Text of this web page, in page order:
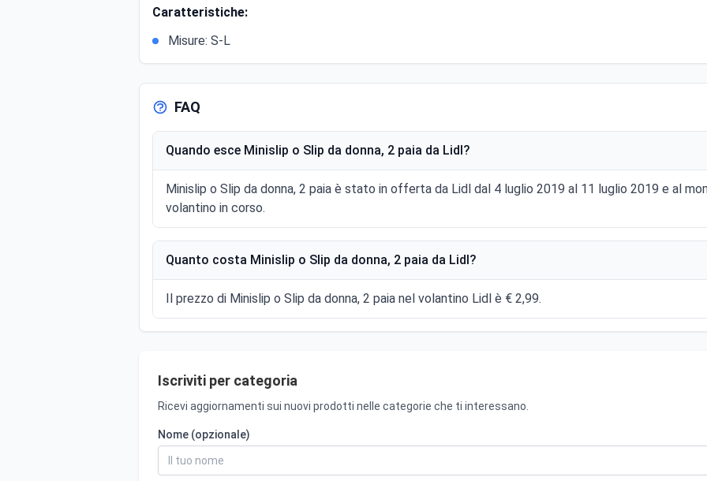
Caratteristiche:
Misure: S-L
FAQ
Quando esce Minislip o Slip da donna, 2 paia da Lidl?
Minislip o Slip da donna, 2 paia è stato in offerta da Lidl dal 4 luglio 2019 al 11 luglio 2019 e al
volantino in corso.
Quanto costa Minislip o Slip da donna, 2 paia da Lidl?
Il prezzo di Minislip o Slip da donna, 2 paia nel volantino Lidl è € 2,99.
Iscriviti per categoria
Ricevi aggiornamenti sui nuovi prodotti nelle categorie che ti interessano.
Nome (opzionale)